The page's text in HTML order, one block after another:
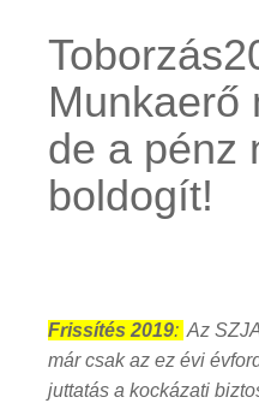
Munkaerő
de a pénz
boldogít!
Frissítés 2019: Az
már csak az ez évi
juttatás a kockázati